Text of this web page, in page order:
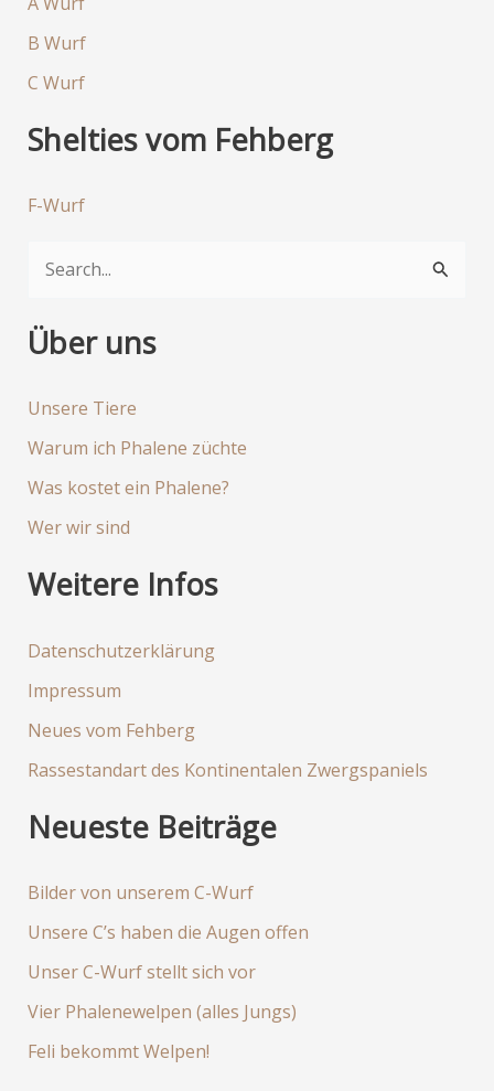
B Wurf
C Wurf
Shelties vom Fehberg
F-Wurf
c
e
c
h
Über uns
Unsere Tiere
Warum ich Phalene züchte
Was kostet ein Phalene?
Wer wir sind
Weitere Infos
Datenschutzerklärung
Impressum
Neues vom Fehberg
Rassestandart des Kontinentalen Zwergspaniels
Neueste Beiträge
Bilder von unserem C-Wurf
Unsere C’s haben die Augen offen
Unser C-Wurf stellt sich vor
Vier Phalenewelpen (alles Jungs)
Feli bekommt Welpen!